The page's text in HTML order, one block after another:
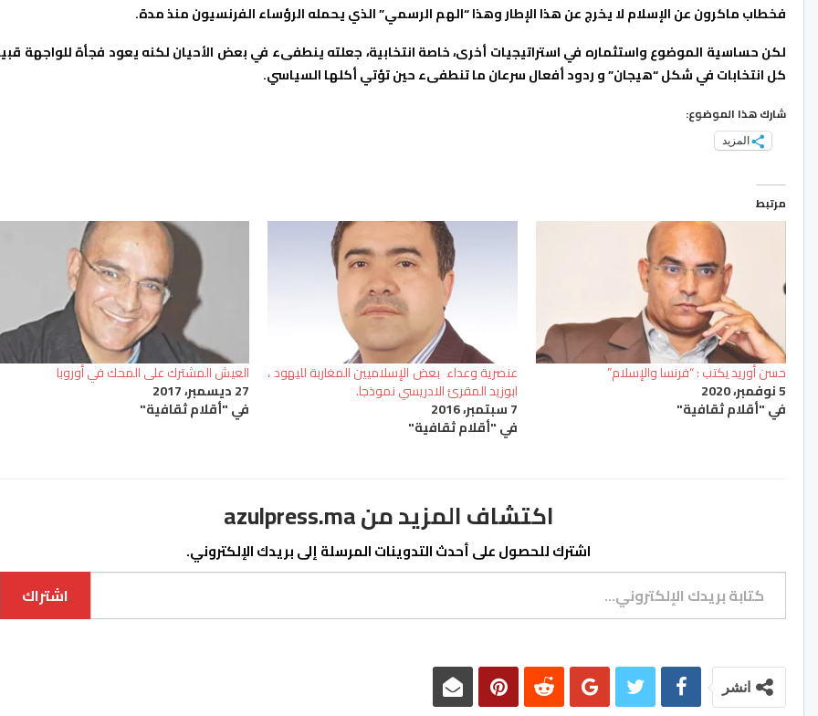
فخطاب ماكرون عن الإسلام لا يخرج عن هذا الإطار وهذا “الهم الرسمي” الذي يحمله الرؤساء الفرنسيون منذ مدة.
لكن حساسية الموضوع واستثماره في استراتيجيات أخرى، خاصة انتخابية، جعلته ينطفىء في بعض الأحيان لكنه يعود فجأة للواجهة
كل انتخابات في شكل “هيجان” و ردود أفعال سرعان ما تنطفىء حين تؤتي أكلها السياسي.
شارك هذا الموضوع:
المزيد
مرتبط
حسن أوريد يكتب : “فرنسا والإسلام”
5 نوفمبر، 2020
في "أقلام ثقافية"
عنصرية وعداء بعض الإسلاميين المغاربة لليهود ،
ابوزيد المقرئ الادريسي نموذجا.
7 سبتمبر، 2016
في "أقلام ثقافية"
العيش المشترك على المحك في أوروبا
27 ديسمبر، 2017
في "أقلام ثقافية"
اكتشاف المزيد من azulpress.ma
اشترك للحصول على أحدث التدوينات المرسلة إلى بريدك الإلكتروني.
كتابة بريدك الإلكتروني...
اشتراك
انشر